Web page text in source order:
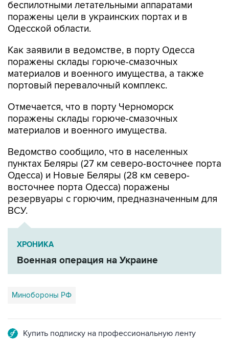
беспилотными летательными аппаратами
поражены цели в украинских портах и в
Одесской области.
Как заявили в ведомстве, в порту Одесса
поражены склады горюче-смазочных
материалов и военного имущества, а также
портовый перевалочный комплекс.
Отмечается, что в порту Черноморск
поражены склады горюче-смазочных
материалов и военного имущества.
Ведомство сообщило, что в населенных
пунктах Беляры (27 км северо-восточнее порта
Одесса) и Новые Беляры (28 км северо-
восточнее порта Одесса) поражены
резервуары с горючим, предназначенным для
ВСУ.
ХРОНИКА
Военная операция на Украине
Минобороны РФ
Купить подписку на профессиональную ленту